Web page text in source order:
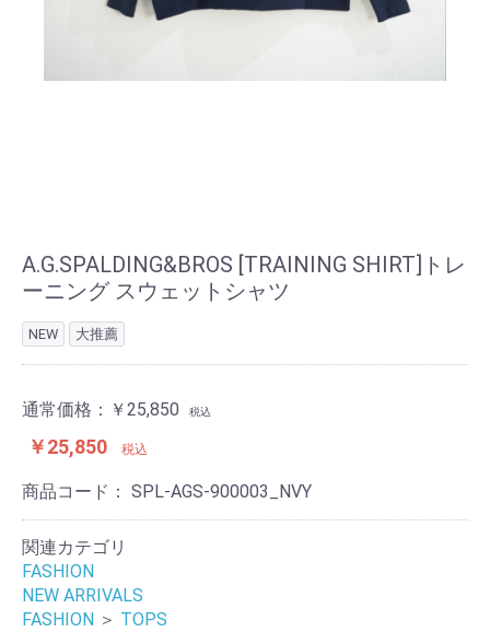
A.G.SPALDING&BROS [TRAINING SHIRT]トレ
ーニング スウェットシャツ
NEW 大推薦
通常価格： ￥25,850 税込
￥25,850 税込
商品コード： SPL-AGS-900003_NVY
関連カテゴリ
FASHION
NEW ARRIVALS
FASHION ＞ TOPS